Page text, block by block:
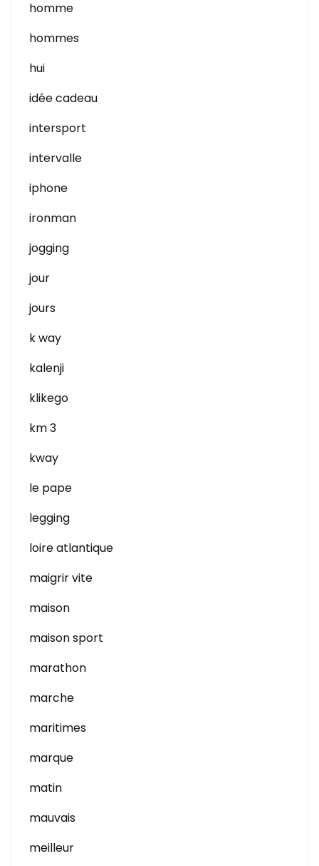
homme
hommes
hui
idée cadeau
intersport
intervalle
iphone
ironman
jogging
jour
jours
k way
kalenji
klikego
km 3
kway
le pape
legging
loire atlantique
maigrir vite
maison
maison sport
marathon
marche
maritimes
marque
matin
mauvais
meilleur